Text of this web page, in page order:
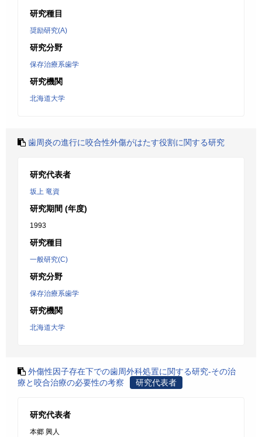
研究種目
奨励研究(A)
研究分野
保存治療系歯学
研究機関
北海道大学
歯周炎の進行に咬合性外傷がはたす役割に関する研究
研究代表者
坂上 竜資
研究期間 (年度)
1993
研究種目
一般研究(C)
研究分野
保存治療系歯学
研究機関
北海道大学
外傷性因子存在下での歯周外科処置に関する研究-その治
療と咬合治療の必要性の考察
研究代表者
研究代表者
本郷 興人